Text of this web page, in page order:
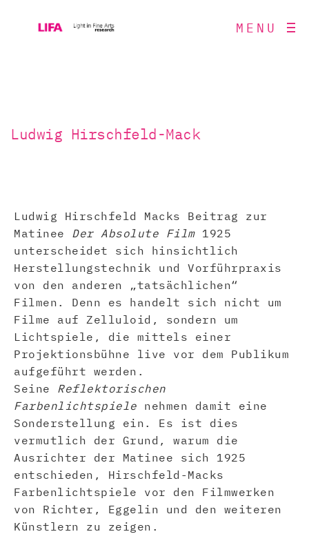
MENU
Ludwig Hirschfeld-Mack
Ludwig Hirschfeld Macks Beitrag zur
Matinee Der Absolute Film1925
unterscheidet sich hinsichtlich
Herstellungstechnik und Vorführpraxis
von den anderen „tatsächlichen“
Filmen. Denn es handelt sich nicht um
Filme auf Zelluloid, sondern um
Lichtspiele, die mittels einer
Projektionsbühne live vor dem Publikum
aufgeführt werden.
Seine Reflektorischen
Farbenlichtspiele nehmen damit eine
Sonderstellung ein. Es ist dies
vermutlich der Grund, warum die
Ausrichter der Matinee sich 1925
entschieden, Hirschfeld-Macks
Farbenlichtspiele vor den Filmwerken
von Richter, Eggelin und den weiteren
Künstlern zu zeigen.